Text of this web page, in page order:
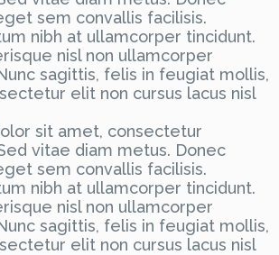
sem convallis facilisis.
nibh at ullamcorper tincidunt.
nisl non ullamcorper
sagittis, felis in feugiat mollis,
elit non cursus lacus nisl
sit amet, consectetur
vitae diam metus. Donec
sem convallis facilisis.
nibh at ullamcorper tincidunt.
nisl non ullamcorper
sagittis, felis in feugiat mollis,
elit non cursus lacus nisl